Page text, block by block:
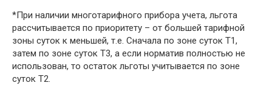
*При наличии многотарифного прибора учета, льгота
рассчитывается по приоритету – от большей тарифной
зоны суток к меньшей, т.е. Сначала по зоне суток Т1,
затем по зоне суток Т3, а если норматив полностью не
использован, то остаток льготы учитывается по зоне
суток Т2.